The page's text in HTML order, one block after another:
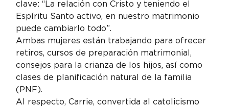
clave: “La relación con Cristo y teniendo el
Espíritu Santo activo, en nuestro matrimonio
puede cambiarlo todo”.
Ambas mujeres están trabajando para ofrecer
retiros, cursos de preparación matrimonial,
consejos para la crianza de los hijos, así como
clases de planificación natural de la familia
(PNF).
Al respecto, Carrie, convertida al catolicismo